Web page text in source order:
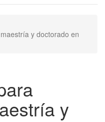
y doctorado en
y